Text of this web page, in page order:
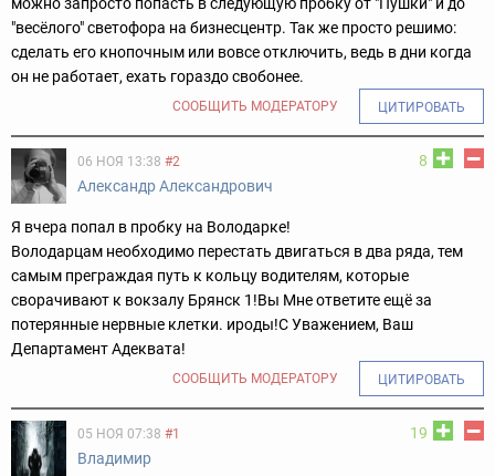
"весёлого" светофора на бизнесцентр. Так же просто решимо:
сделать его кнопочным или вовсе отключить, ведь в дни когда
он не работает, ехать гораздо свобонее.
СООБЩИТЬ МОДЕРАТОРУ ЦИТИРОВАТЬ
8
06 НОЯ 13:38 #2
Александр Александрович
Я вчера попал в пробку на Володарке!
Володарцам необходимо перестать двигаться в два ряда, тем
самым преграждая путь к кольцу водителям, которые
сворачивают к вокзалу Брянск 1!Вы Мне ответите ещё за
потерянные нервные клетки. ироды!С Уважением, Ваш
Департамент Адеквата!
СООБЩИТЬ МОДЕРАТОРУ ЦИТИРОВАТЬ
19
05 НОЯ 07:38 #1
Владимир